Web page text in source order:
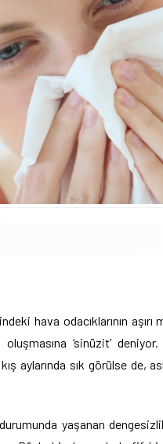
hava odacıklarının aşırı
oluşmasına ‘sinüzit’
aylarında sık görülse de,
yaşanan